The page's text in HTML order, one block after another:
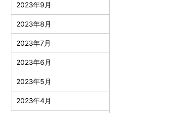
2023年9月
2023年8月
2023年7月
2023年6月
2023年5月
2023年4月